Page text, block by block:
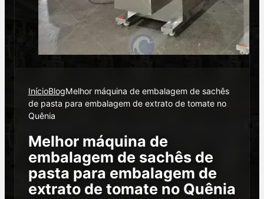
InícioBlogMelhor máquina de embalagem de sachês
de pasta para embalagem de extrato de tomate no
Quênia
Melhor máquina de
embalagem de sachês de
pasta para embalagem de
extrato de tomate no Quênia